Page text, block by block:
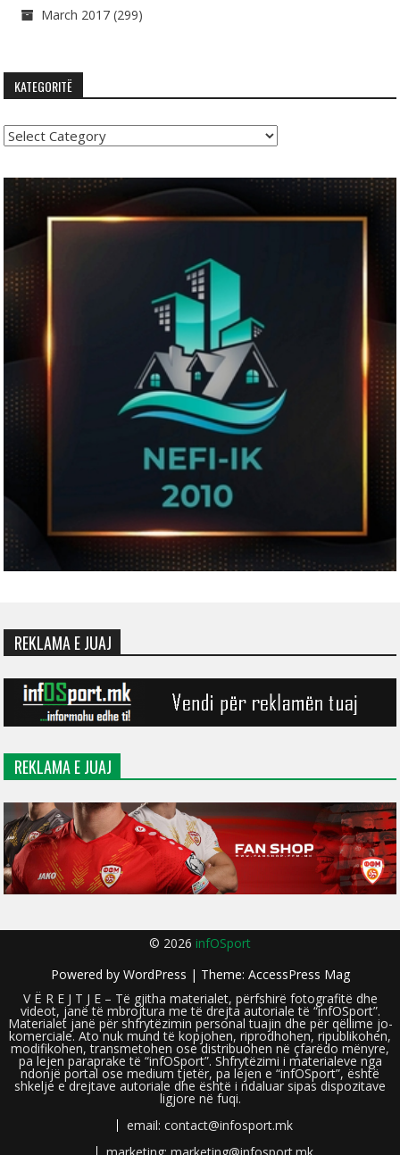
March 2017 (299)
KATEGORITË
Kategoritë
REKLAMA E JUAJ
REKLAMA E JUAJ
© 2026 infOSport
Powered by WordPress | Theme: AccessPress Mag
V Ë R E J T J E – Të gjitha materialet, përfshirë fotografitë dhe
videot, janë të mbrojtura me të drejta autoriale të “infOSport”.
Materialet janë për shfrytëzimin personal tuajin dhe për qëllime jo-
komerciale. Ato nuk mund të kopjohen, riprodhohen, ripublikohen,
modifikohen, transmetohen ose distribuohen në çfarëdo mënyre,
pa lejen paraprake të “infOSport”. Shfrytëzimi i materialeve nga
ndonjë portal ose medium tjetër, pa lejen e “infOSport”, është
shkelje e drejtave autoriale dhe është i ndaluar sipas dispozitave
ligjore në fuqi.
email: contact@infosport.mk